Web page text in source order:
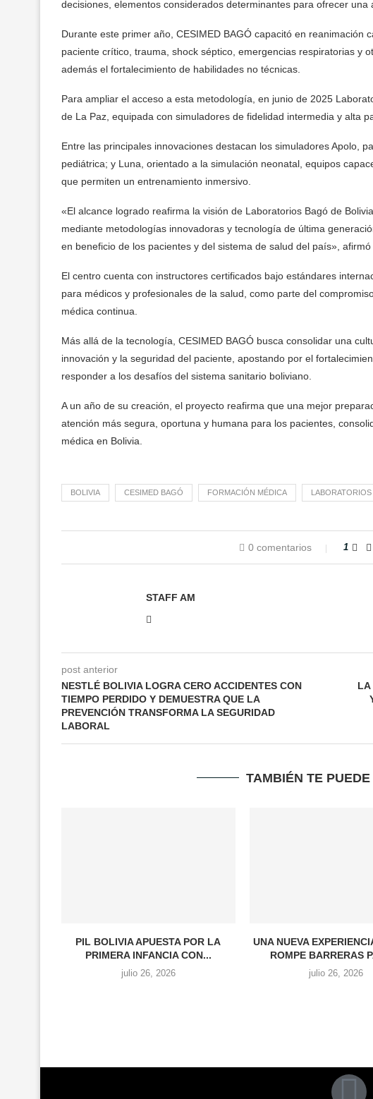
decisiones, elementos considerados determinantes para ofrecer una
Durante este primer año, CESIMED BAGÓ capacitó en reanimación
paciente crítico, trauma, shock séptico, emergencias respiratorias y
además el fortalecimiento de habilidades no técnicas.
Para ampliar el acceso a esta metodología, en junio de 2025
de La Paz, equipada con simuladores de fidelidad intermedia y alta
Entre las principales innovaciones destacan los simuladores Apolo,
pediátrica; y Luna, orientado a la simulación neonatal, equipos
que permiten un entrenamiento inmersivo.
«El alcance logrado reafirma la visión de Laboratorios Bagó de
mediante metodologías innovadoras y tecnología de última
en beneficio de los pacientes y del sistema de salud del país»,
El centro cuenta con instructores certificados bajo estándares
para médicos y profesionales de la salud, como parte del
médica continua.
Más allá de la tecnología, CESIMED BAGÓ busca consolidar una
innovación y la seguridad del paciente, apostando por el
responder a los desafíos del sistema sanitario boliviano.
A un año de su creación, el proyecto reafirma que una mejor
atención más segura, oportuna y humana para los pacientes,
médica en Bolivia.
BOLIVIA CESIMED BAGÓ FORMACIÓN MÉDICA
0 comentarios 1
STAFF AM
post anterior
NESTLÉ BOLIVIA LOGRA CERO ACCIDENTES CON
TIEMPO PERDIDO Y DEMUESTRA QUE LA
PREVENCIÓN TRANSFORMA LA SEGURIDAD
LABORAL
LA
TAMBIÉN TE
PIL BOLIVIA APUESTA POR LA
PRIMERA INFANCIA CON...
julio 26, 2026
UNA NUEVA
ROMPE BARRERAS
julio 26, 2026